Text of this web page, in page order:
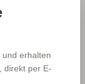
erhalten
direkt per E-